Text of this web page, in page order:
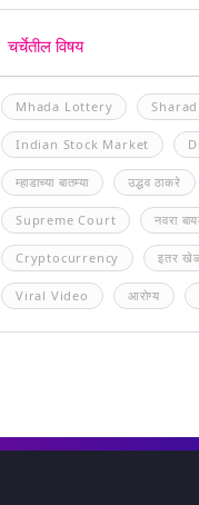
चर्चेतील विषय
Mhada Lottery
Indian Stock Market
म्हाडाच्या बातम्या उद्धव ठाकरे
Supreme Court नवरा
Cryptocurrency इतर
Viral Video आरोग्य